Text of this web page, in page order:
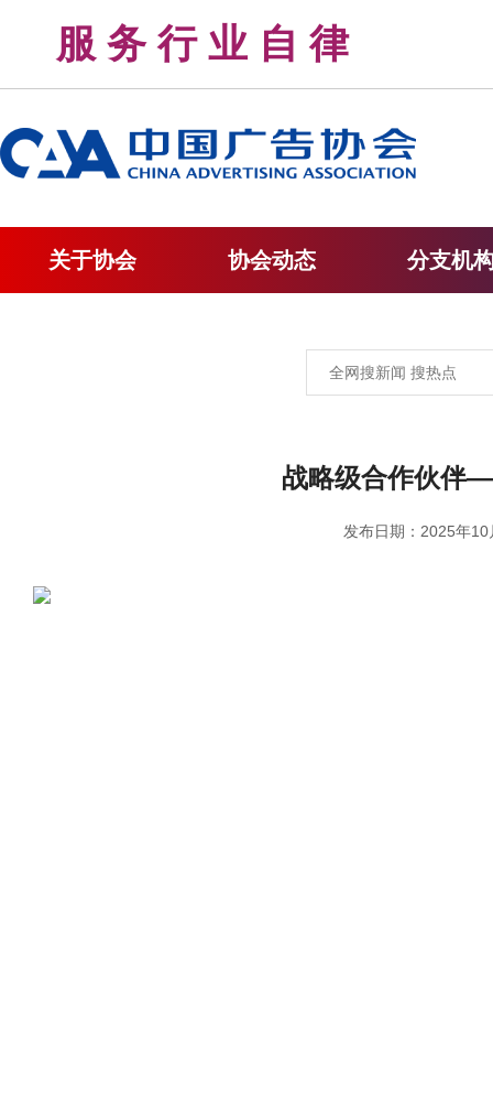
服 务 行 业 自 律
关于协会 协会动态 分支机
战略级合作伙伴
发布日期：2025年10